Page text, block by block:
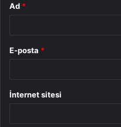
Ad *
E-posta *
İnternet sitesi